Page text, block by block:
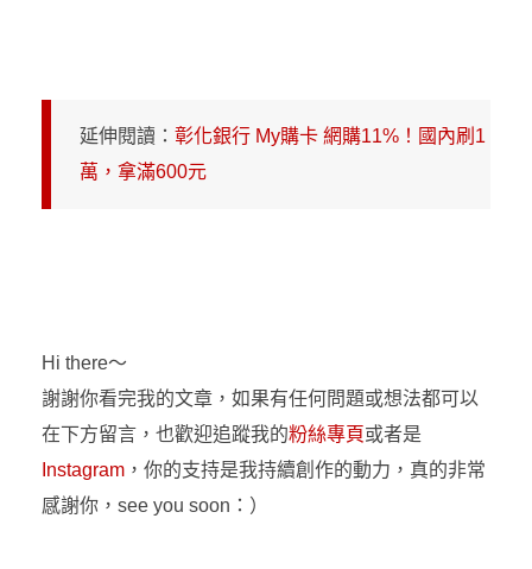
延伸閱讀： 彰化銀行 My購卡 網購11%！國內刷1
萬，拿滿600元
Hi there～
謝謝你看完我的文章，如果有任何問題或想法都可以
在下方留言，也歡迎追蹤我的粉絲專頁或者是
Instagram ，你的支持是我持續創作的動力，真的非常
感謝你，see you soon：）